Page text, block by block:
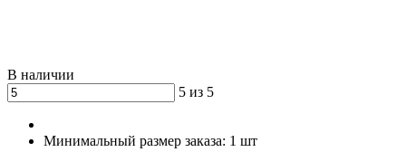
В наличии
5 из 5
Минимальный размер заказа: 1 шт